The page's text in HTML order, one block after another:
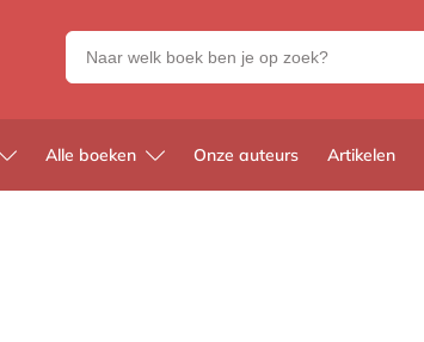
Zoeken
naar
en
uitgevers
Alle boeken Onze auteurs Artikelen